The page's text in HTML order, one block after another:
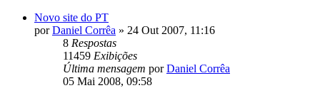
Novo site do PT
porDaniel Corrêa » 24 Out 2007, 11:16
8 Respostas
11459 Exibições
Última mensagem porDaniel Corrêa
05 Mai 2008, 09:58